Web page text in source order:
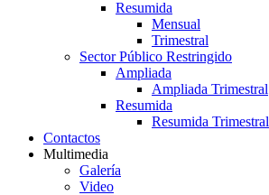
Resumida
Mensual
Trimestral
Sector Público Restringido
Ampliada
Ampliada Trimestral
Resumida
Resumida Trimestral
Contactos
Multimedia
Galería
Video